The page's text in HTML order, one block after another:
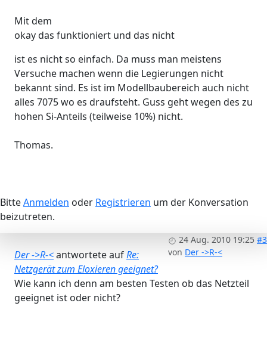
Mit dem
okay das funktioniert und das nicht
ist es nicht so einfach. Da muss man meistens
Versuche machen wenn die Legierungen nicht
bekannt sind. Es ist im Modellbaubereich auch nicht
alles 7075 wo es draufsteht. Guss geht wegen des zu
hohen Si-Anteils (teilweise 10%) nicht.
Thomas.
BitteAnmelden oder Registrieren um der Konversation
beizutreten.
24 Aug. 2010 19:25 #3
von Der ->R-<
Der ->R-<antwortete aufRe:
Netzgerät zum Eloxieren geeignet?
Wie kann ich denn am besten Testen ob das Netzteil
geeignet ist oder nicht?